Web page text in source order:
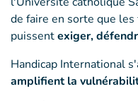
de faire en sorte que les
puissentexiger,
Handicap International
amplifient la